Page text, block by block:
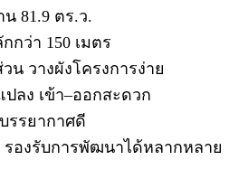
81.9 ตร.ว.
กว่า 150 เมตร
น วางผังโครงการง่าย
ลง เข้า–ออกสะดวก
รรยากาศดี
รองรับการพัฒนาได้หลากหลาย